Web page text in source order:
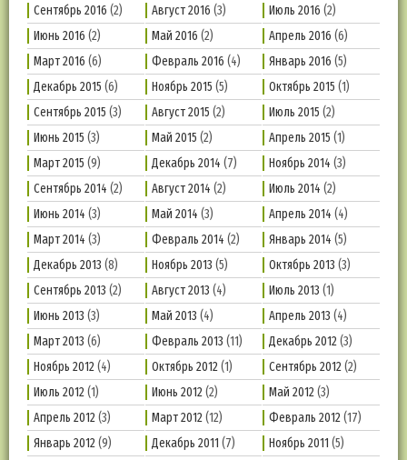
Сентябрь 2016 (2) Август 2016 (3) Июль 2016 (2)
Июнь 2016 (2) Май 2016 (2) Апрель 2016 (6)
Март 2016 (6) Февраль 2016 (4) Январь 2016 (5)
Декабрь 2015 (6) Ноябрь 2015 (5) Октябрь 2015 (1)
Сентябрь 2015 (3) Август 2015 (2) Июль 2015 (2)
Июнь 2015 (3) Май 2015 (2) Апрель 2015 (1)
Март 2015 (9) Декабрь 2014 (7) Ноябрь 2014 (3)
Сентябрь 2014 (2) Август 2014 (2) Июль 2014 (2)
Июнь 2014 (3) Май 2014 (3) Апрель 2014 (4)
Март 2014 (3) Февраль 2014 (2) Январь 2014 (5)
Декабрь 2013 (8) Ноябрь 2013 (5) Октябрь 2013 (3)
Сентябрь 2013 (2) Август 2013 (4) Июль 2013 (1)
Июнь 2013 (3) Май 2013 (4) Апрель 2013 (4)
Март 2013 (6) Февраль 2013 (11) Декабрь 2012(3)
Ноябрь 2012(4) Октябрь 2012(1) Сентябрь 2012(2)
Июль 2012(1) Июнь 2012(2) Май 2012(3)
Апрель 2012(3) Март 2012(12) Февраль 2012(17)
Январь 2012(9) Декабрь 2011 (7) Ноябрь 2011 (5)